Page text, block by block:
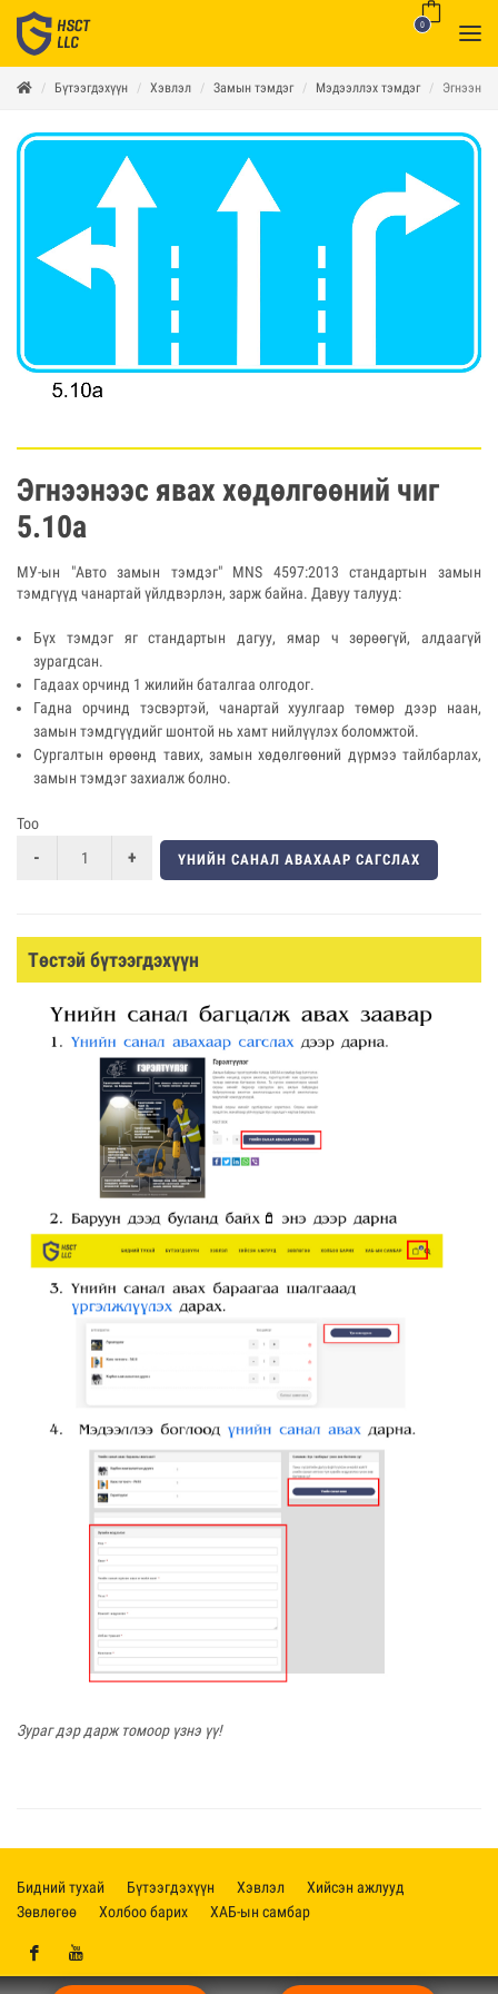
0
Бүтээгдэхүүн Хэвлэл Замын тэмдэг Мэдээллэх тэмдэг
Эгнээнээс явах хөдөлгөөний чиг
5.10а
МУ-ын "Авто замын тэмдэг" MNS 4597:2013 стандартын замын
тэмдгүүд чанартай үйлдвэрлэн, зарж байна. Давуу талууд:
Бүх тэмдэг яг стандартын дагуу, ямар ч зөрөөгүй, алдаагүй
зурагдсан.
Гадаах орчинд 1 жилийн баталгаа олгодог.
Гадна орчинд тэсвэртэй, чанартай хуулгаар төмөр дээр наан,
замын тэмдгүүдийг шонтой нь хамт нийлүүлэх боломжтой.
Сургалтын өрөөнд тавих, замын хөдөлгөөний дүрмээ тайлбарлах,
замын тэмдэг захиалж болно.
Тоо
ҮНИЙН САНАЛ АВАХААР САГСЛАХ
Төстэй бүтээгдэхүүн
Зураг дэр дарж томоор үзнэ үү!
Бидний тухай Бүтээгдэхүүн Хэвлэл
Хийсэн ажлууд
Зөвлөгөө
Холбоо барих ХАБ-ын самбар